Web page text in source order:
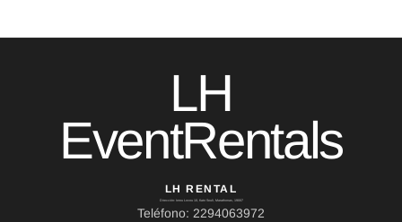
LH
EventRentals
LH RENTAL
Dirección: Ierou Loxou 10, Kato Souli, Marathonas, 19007
Teléfono: 2294063972